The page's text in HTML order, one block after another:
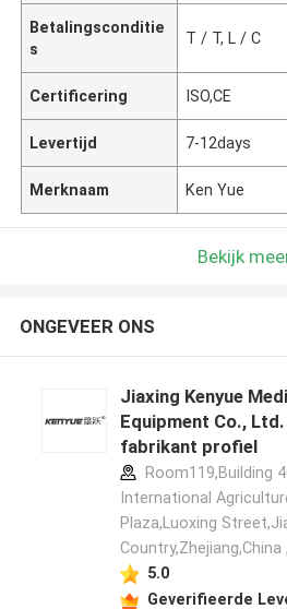
Betalingsconditie
s
T / T, L / C
Certificering ISO,CE
Levertijd 7-12days
Merknaam Ken Yue
Bekijk
ONGEVEER ONS
Jiaxing Kenyue
Equipment Co., Ltd.
fabrikant profiel
Room119,Building
International
Plaza,Luoxing
Country,Zhejiang,China
5.0
Geverifieerde